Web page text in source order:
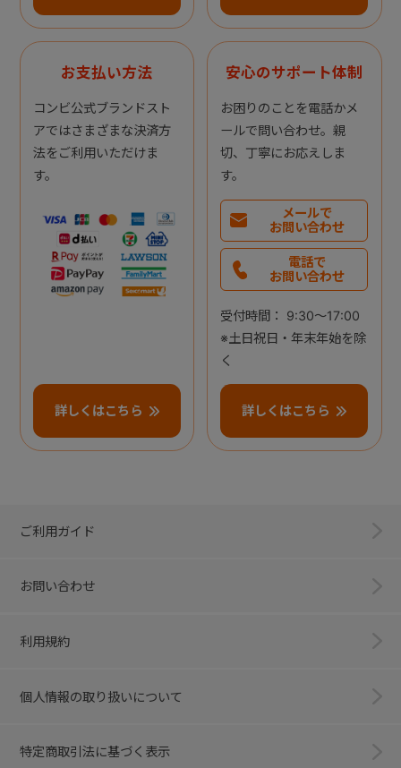
お支払い方法
コンビ公式ブランドスト
アではさまざまな決済方
法をご利用いただけま
す。
詳しくはこちら
安心のサポート体制
お困りのことを電話かメ
ールで問い合わせ。親
切、丁寧にお応えしま
す。
メールで
お問い合わせ
電話で
お問い合わせ
受付時間： 9:30～17:00
※土日祝日・年末年始を除
く
詳しくはこちら
ご利用ガイド
お問い合わせ
利用規約
個人情報の取り扱いについて
特定商取引法に基づく表示